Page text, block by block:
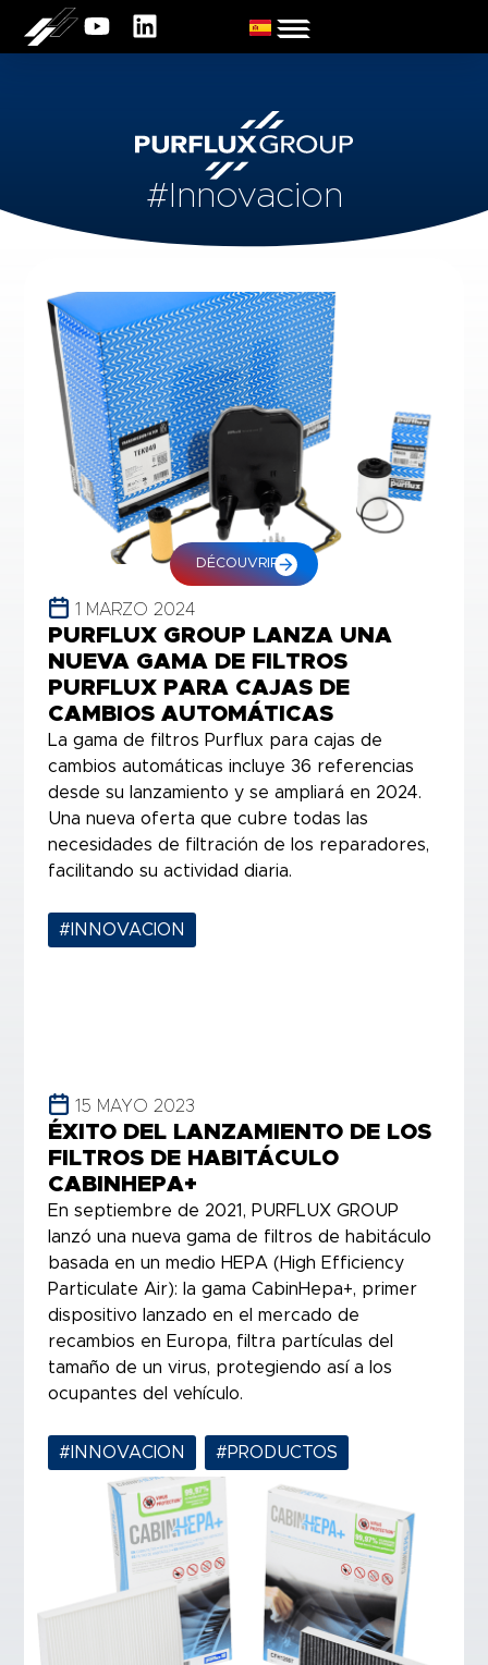
#Innovacion
1 MARZO 2024
PURFLUX GROUP LANZA UNA
NUEVA GAMA DE FILTROS
PURFLUX PARA CAJAS DE
CAMBIOS AUTOMÁTICAS
La gama de filtros Purflux para cajas de
cambios automáticas incluye 36 referencias
desde su lanzamiento y se ampliará en 2024.
Una nueva oferta que cubre todas las
necesidades de filtración de los reparadores,
facilitando su actividad diaria.
#INNOVACION
DÉCOUVRIR
15 MAYO 2023
ÉXITO DEL LANZAMIENTO DE LOS
FILTROS DE HABITÁCULO
CABINHEPA+
En septiembre de 2021, PURFLUX GROUP
lanzó una nueva gama de filtros de habitáculo
basada en un medio HEPA (High Efficiency
Particulate Air): la gama CabinHepa+, primer
dispositivo lanzado en el mercado de
recambios en Europa, filtra partículas del
tamaño de un virus, protegiendo así a los
ocupantes del vehículo.
#INNOVACION #PRODUCTOS